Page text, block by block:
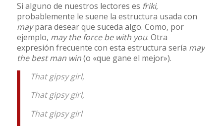
Si alguno de nuestros lectores es friki,
probablemente le suene la estructura usada con
maypara desear que suceda algo. Como, por
ejemplo, may the force be with you. Otra
expresión frecuente con esta estructura sería may
the best man win(o «que gane el mejor»).
That gipsy girl,
That gipsy girl,
That gipsy girl